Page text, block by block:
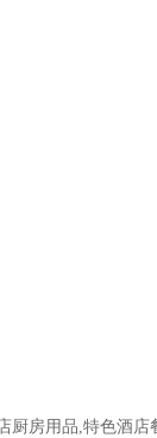
厨房用品,特色酒店